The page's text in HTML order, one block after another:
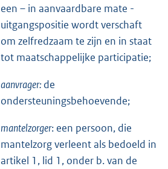
een – in aanvaardbare mate -
uitgangspositie wordt verschaft
om zelfredzaam te zijn en in staat
tot maatschappelijke participatie;
aanvrager: de
ondersteuningsbehoevende;
mantelzorger: een persoon, die
mantelzorg verleent als bedoeld in
artikel 1, lid 1, onder b. van de